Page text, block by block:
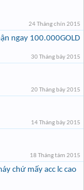
24 Tháng chín 2015
ngay 100.000GOLD
30 Tháng bảy 2015
20 Tháng bảy 2015
14 Tháng bảy 2015
18 Tháng tám 2015
chứ mấy acc lc cao